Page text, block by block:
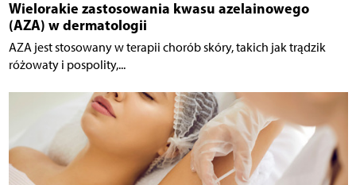
Wielorakie zastosowania kwasu azelainowego
(AZA) w dermatologii
AZA jest stosowany w terapii chorób skóry, takich jak trądzik
różowaty i pospolity,...